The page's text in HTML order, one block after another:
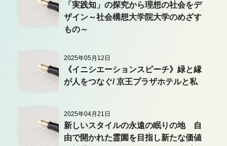
「実践知」の探究から理想の社会をデ
ザイン～社会構想大学院大学のめざす
もの～
2025年05月12日
《イニシエーションスピーチ》緑と縁
が人をつなぐ/ 京王プラザホテルと私
2025年04月21日
新しいスタイルの永遠の眠りの地 自
由で開かれた霊園を目指し新たな価値